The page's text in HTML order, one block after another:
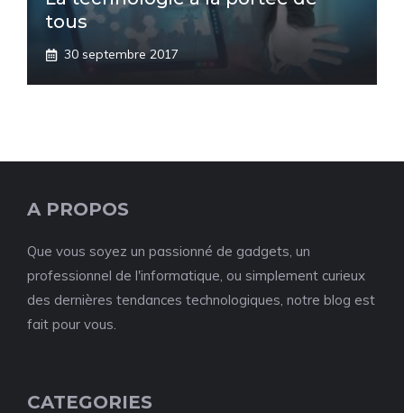
tous
30 septembre 2017
A PROPOS
Que vous soyez un passionné de gadgets, un
professionnel de l'informatique, ou simplement curieux
des dernières tendances technologiques, notre blog est
fait pour vous.
CATEGORIES